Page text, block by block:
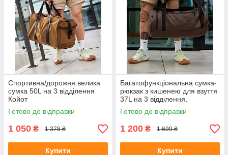
Спортивна/дорожня велика
сумка 50L на 3 відділення
Койот
Готово до відправки
1 050 ₴ 1 378 ₴
Купити
Багатофункціональна сумка-
рюкзак з кишенею для взуття
37L на 3 відділення,
коричневий колір
Готово до відправки
1 200 ₴ 1 699 ₴
Купити